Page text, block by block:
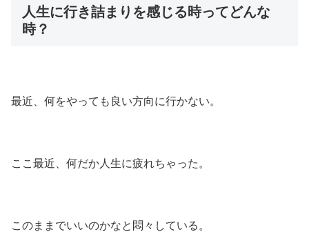
人生に行き詰まりを感じる時ってどんな
時？
最近、何をやっても良い方向に行かない。
ここ最近、何だか人生に疲れちゃった。
このままでいいのかなと悶々している。